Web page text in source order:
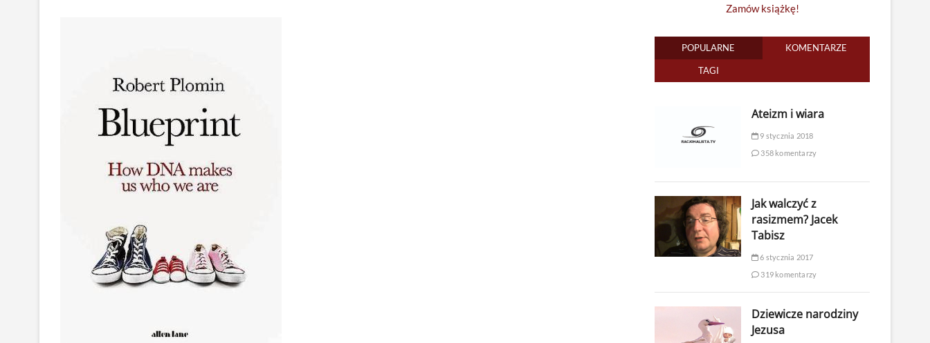
Zamów książkę!
POPULARNE KOMENTARZE
TAGI
Ateizm i wiara
9 stycznia 2018
358 komentarzy
Jak walczyć z
rasizmem? Jacek
Tabisz
6 stycznia 2017
319 komentarzy
Dziewicze narodziny
Jezusa